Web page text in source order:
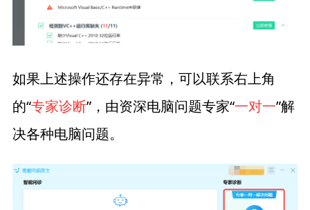
如果上述操作还存在异常，可以联系右上角
的“专家诊断”，由资深电脑问题专家“一对一”解
决各种电脑问题。